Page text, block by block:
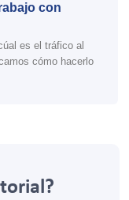
con
es el tráfico al
cómo hacerlo